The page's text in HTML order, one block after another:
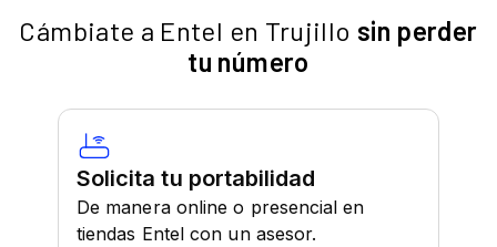
Cámbiate a Entel en Trujillo sin perder
tu número